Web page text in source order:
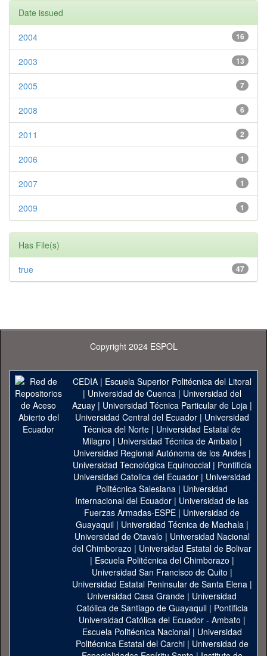
Date issued
16
2004
13
2003
7
2005
6
2008
2
2011
1
2006
1
2007
1
2009
Has File(s)
47
true
Copyright 2024 ESPOL
CEDIA| Escuela Superior Politécnica del Litoral
| Universidad de Cuenca| Universidad del
Azuay| Universidad Técnica Particular de Loja|
Universidad Central del Ecuador| Universidad
Técnica del Norte | Universidad Estatal de
Milagro | Universidad Técnica de Ambato |
Universidad Regional Autónoma de los Andes|
Universidad Tecnológica Equinoccial| Pontificia
Universidad Catolica del Ecuador | Universidad
Politécnica Salesiana | Universidad
Internacional del Ecuador | Universidad de las
Fuerzas Armadas-ESPE | Universidad de
Guayaquil| Universidad Técnica de Machala|
Universidad de Otavalo | Universidad Nacional
del Chimborazo | Universidad Estatal de Bolivar
| Escuela Politécnica del Chimborazo |
Universidad San Francisco de Quito |
Universidad Estatal Peninsular de Santa Elena|
Universidad Casa Grande | Universidad
Católica de Santiago de Guayaquil| Pontificia
Universidad Católica del Ecuador - Ambato |
Escuela Politécnica Nacional| Universidad
Politécnica Estatal del Carchi| Universidad de